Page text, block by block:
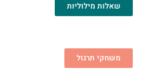
שאלות מילוליות
משחקי תרגול